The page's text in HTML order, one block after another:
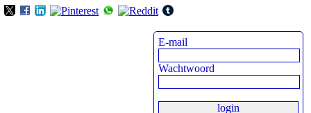
E-mail
Wachtwoord